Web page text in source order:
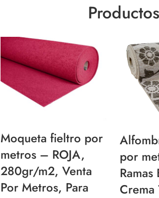
Moqueta fieltro por
metros – ROJA,
280gr/m2, Venta
Por Metros, Para
por
Crema